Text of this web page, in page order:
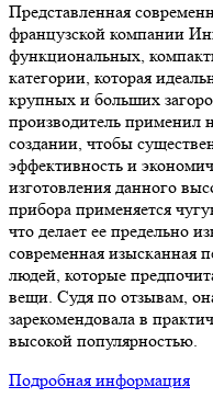
Представленная
французской компании
функциональных,
категории, которая
крупных и больших
производитель применил
создании, чтобы
эффективность и
изготовления данного
прибора применяется
что делает ее предельно
современная изысканная
людей, которые
вещи. Судя по отзывам,
зарекомендовала в
высокой популярностью.
Подробная информация